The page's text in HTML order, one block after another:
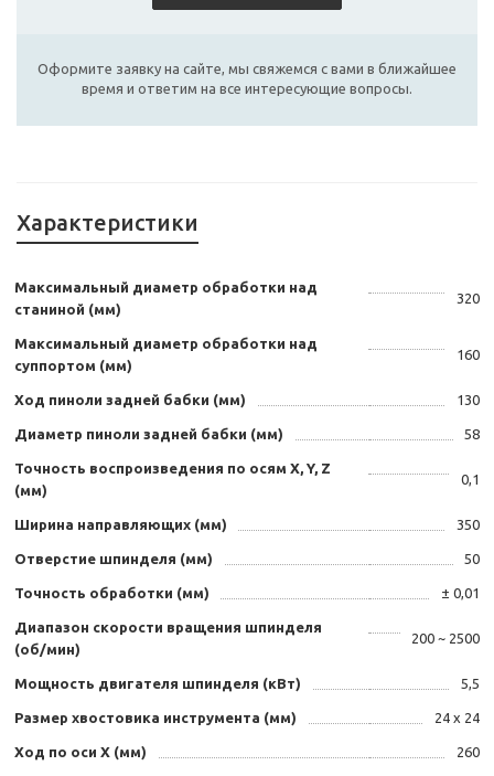
Оформите заявку на сайте, мы свяжемся с вами в ближайшее
время и ответим на все интересующие вопросы.
Характеристики
Максимальный диаметр обработки над
станиной (мм)
320
Максимальный диаметр обработки над
суппортом (мм)
160
Ход пиноли задней бабки (мм) 130
Диаметр пиноли задней бабки (мм) 58
Точность воспроизведения по осям X, Y, Z
(мм)
0,1
Ширина направляющих (мм) 350
Отверстие шпинделя (мм) 50
Точность обработки (мм) ± 0,01
Диапазон скорости вращения шпинделя
(об/мин)
200 ~ 2500
Мощность двигателя шпинделя (кВт) 5,5
Размер хвостовика инструмента (мм) 24 х 24
Ход по оси X (мм) 260